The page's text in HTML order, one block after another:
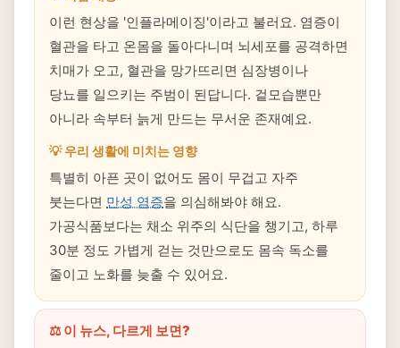
이런 현상을 '인플라메이징'이라고 불러요. 염증이
혈관을 타고 온몸을 돌아다니며 뇌세포를 공격하면
치매가 오고, 혈관을 망가뜨리면 심장병이나
당뇨를 일으키는 주범이 된답니다. 겉모습뿐만
아니라 속부터 늙게 만드는 무서운 존재예요.
💡 우리 생활에 미치는 영향
특별히 아픈 곳이 없어도 몸이 무겁고 자주
붓는다면 만성 염증을 의심해봐야 해요.
가공식품보다는 채소 위주의 식단을 챙기고, 하루
30분 정도 가볍게 걷는 것만으로도 몸속 독소를
줄이고 노화를 늦출 수 있어요.
⚖️ 이 뉴스, 다르게 보면?